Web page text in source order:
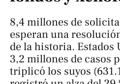
8,4 millones de
esperan una
de la historia. Estados
3,2 millones de casos
triplicó los suyos